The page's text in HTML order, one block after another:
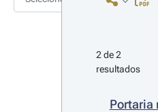
2 de 2
resultados
Portaria